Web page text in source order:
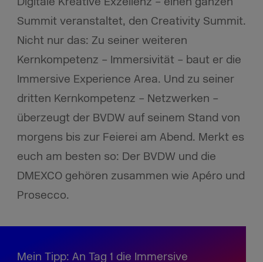
Summit veranstaltet, den Creativity Summit.
Nicht nur das: Zu seiner weiteren
Kernkompetenz – Immersivität – baut er die
Immersive Experience Area. Und zu seiner
dritten Kernkompetenz – Netzwerken –
überzeugt der BVDW auf seinem Stand von
morgens bis zur Feierei am Abend. Merkt es
euch am besten so: Der BVDW und die
DMEXCO gehören zusammen wie Apéro und
Prosecco.
Mein Tipp: An Tag 1 die Immersive